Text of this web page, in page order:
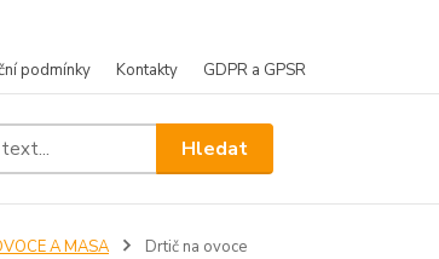
podmínky Kontakty GDPR a GPSR
Hledat
A MASA Drtič na ovoce